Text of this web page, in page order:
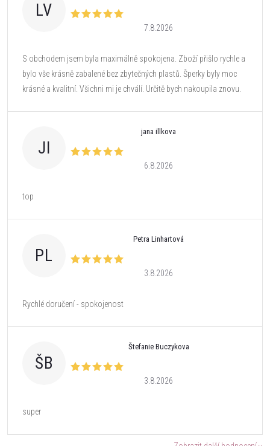
LV
7.8.2026
S obchodem jsem byla maximálně spokojena. Zboží přišlo rychle a
bylo vše krásně zabalené bez zbytečných plastů. Šperky byly moc
krásné a kvalitní. Všichni mi je chválí. Určitě bych nakoupila znovu.
JI
jana illkova
6.8.2026
top
PL
Petra Linhartová
3.8.2026
Rychlé doručení - spokojenost
ŠB
Štefanie Buczykova
3.8.2026
super